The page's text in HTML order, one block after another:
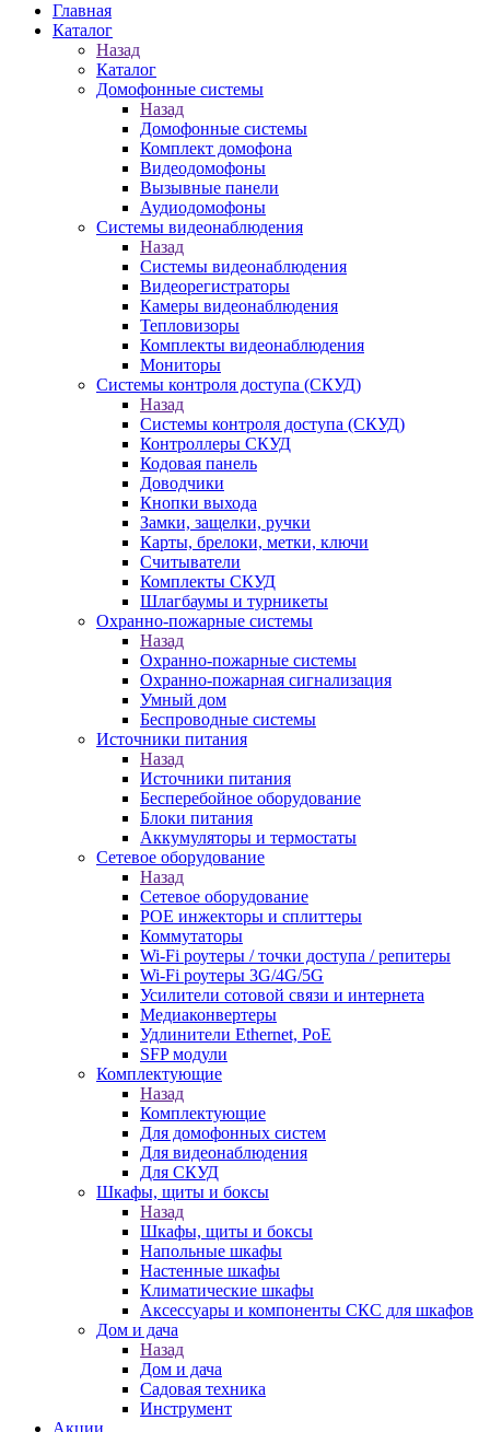
Главная
Каталог
Назад
Каталог
Домофонные системы
Назад
Домофонные системы
Комплект домофона
Видеодомофоны
Вызывные панели
Аудиодомофоны
Системы видеонаблюдения
Назад
Системы видеонаблюдения
Видеорегистраторы
Камеры видеонаблюдения
Тепловизоры
Комплекты видеонаблюдения
Мониторы
Системы контроля доступа (СКУД)
Назад
Системы контроля доступа (СКУД)
Контроллеры СКУД
Кодовая панель
Доводчики
Кнопки выхода
Замки, защелки, ручки
Карты, брелоки, метки, ключи
Считыватели
Комплекты СКУД
Шлагбаумы и турникеты
Охранно-пожарные системы
Назад
Охранно-пожарные системы
Охранно-пожарная сигнализация
Умный дом
Беспроводные системы
Источники питания
Назад
Источники питания
Бесперебойное оборудование
Блоки питания
Аккумуляторы и термостаты
Сетевое оборудование
Назад
Сетевое оборудование
POE инжекторы и сплиттеры
Коммутаторы
Wi-Fi роутеры / точки доступа / репитеры
Wi-Fi роутеры 3G/4G/5G
Усилители сотовой связи и интернета
Медиаконвертеры
Удлинители Ethernet, PoE
SFP модули
Комплектующие
Назад
Комплектующие
Для домофонных систем
Для видеонаблюдения
Для СКУД
Шкафы, щиты и боксы
Назад
Шкафы, щиты и боксы
Напольные шкафы
Настенные шкафы
Климатические шкафы
Аксессуары и компоненты СКС для шкафов
Дом и дача
Назад
Дом и дача
Садовая техника
Инструмент
Акции